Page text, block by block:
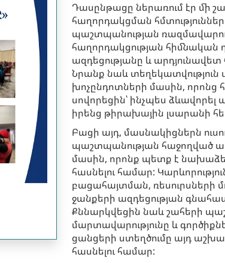
Դասընթացը ներառում էր մի
հաղորդակցման
պաշտպանության
հաղորդակցության հիմնական
ազդեցությանը և
Նրանք նաև
խոչընդոտների մասին, որոնց
սովորեցին՝ ինչպես
իրենց թիրախային լսարանի
Բացի այդ, մասնակիցներն
պաշտպանության հաջողված
մասին, որոնք պետք է
հասնելու համար:
բացահայտման, ռեսուրսների
ջանքերի ազդեցության
Քննարկվեցին նաև շահերի
մարտավարությունը և
ցանցերի ստեղծումը այդ
հասնելու համար: